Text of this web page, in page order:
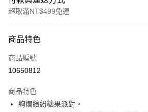
超取滿NT$499免運
信用卡一次付款
超商取貨付款
Apple Pay
商品特色
商品編號
10650812
商品特色
絢爛繽紛糖果派對。